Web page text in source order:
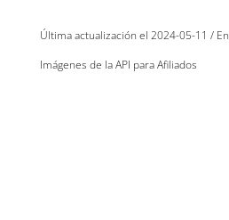
Última actualización el 2024-05-11 /
Imágenes de la API para Afiliados